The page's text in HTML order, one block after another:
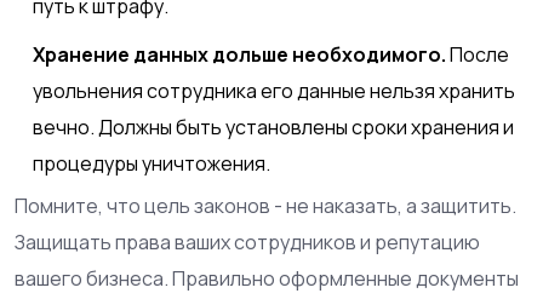
путь к штрафу.
Хранение данных дольше необходимого.После
увольнения сотрудника его данные нельзя хранить
вечно. Должны быть установлены сроки хранения и
процедуры уничтожения.
Помните, что цель законов - не наказать, а защитить.
Защищать права ваших сотрудников и репутацию
вашего бизнеса. Правильно оформленные документы